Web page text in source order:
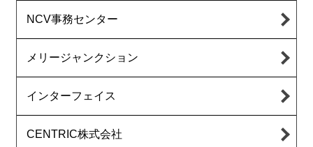
NCV事務センター
メリージャンクション
インターフェイス
CENTRIC株式会社